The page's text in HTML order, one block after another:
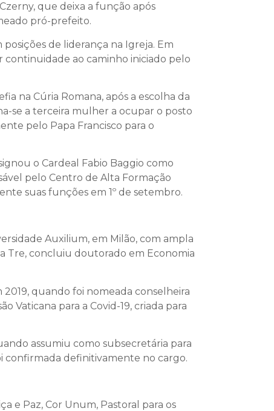
que deixa a função após
pró-prefeito.
de liderança na Igreja. Em
ao caminho iniciado pelo
na Cúria Romana, após a escolha da
se a terceira mulher a ocupar o posto
pelo Papa Francisco para o
o Cardeal Fabio Baggio como
pelo Centro de Alta Formação
suas funções em 1º de setembro.
Auxilium, em Milão, com ampla
Tre, concluiu doutorado em Economia
2019, quando foi nomeada conselheira
Vaticana para a Covid-19, criada para
assumiu como subsecretária para
confirmada definitivamente no cargo.
e Paz, Cor Unum, Pastoral para os